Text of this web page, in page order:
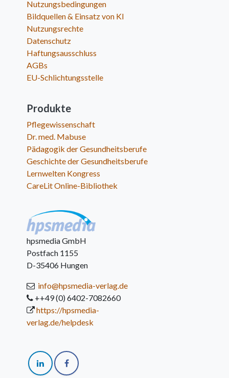
Nutzungsbedingungen
Bildquellen & Einsatz von KI
Nutzungsrechte
Datenschutz
Haftungsausschluss
AGBs
EU-Schlichtungsstelle
Produkte
Pflegewissenschaft
Dr. med. Mabuse
Pädagogik der Gesundheitsberufe
Geschichte der Gesundheitsberufe
Lernwelten Kongress
CareLit Online-Bibliothek
hpsmedia GmbH
Postfach 1155
D-35406 Hungen
info@hpsmedia-verlag.de
++49 (0) 6402-7082660
https://hpsmedia-
verlag.de/helpdesk